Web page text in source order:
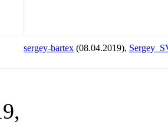
sergey-bartex (08.04.2019),